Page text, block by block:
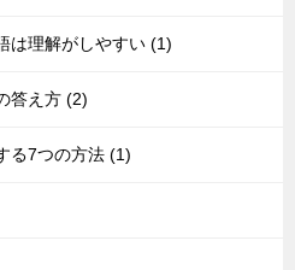
は理解がしやすい (1)
答え方 (2)
る7つの方法 (1)